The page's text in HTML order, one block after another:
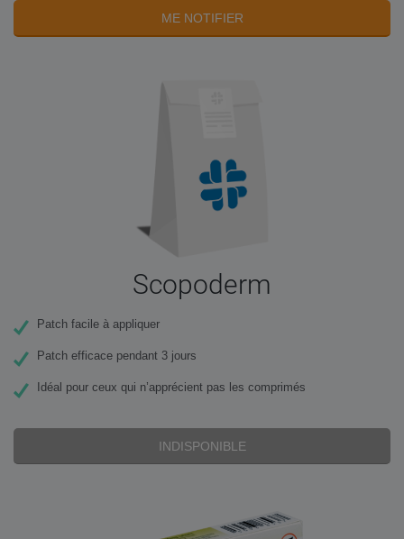
ME NOTIFIER
Scopoderm
Patch facile à appliquer
Patch efficace pendant 3 jours
Idéal pour ceux qui n’apprécient pas les comprimés
INDISPONIBLE